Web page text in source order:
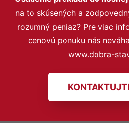
na to skúsených a
rozumný peniaz? Pre viac
cenovú ponuku nás
www.dobra-